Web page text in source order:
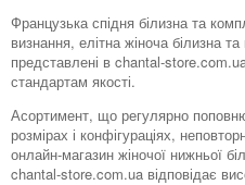
Французька спідня білизна та
визнання, елітна жіноча білизна
представлені в chantal-
стандартам якості.
Асортимент, що регулярно
розмірах і конфігураціях,
онлайн-магазин жіночої нижньої
chantal-store.com.ua відповідає